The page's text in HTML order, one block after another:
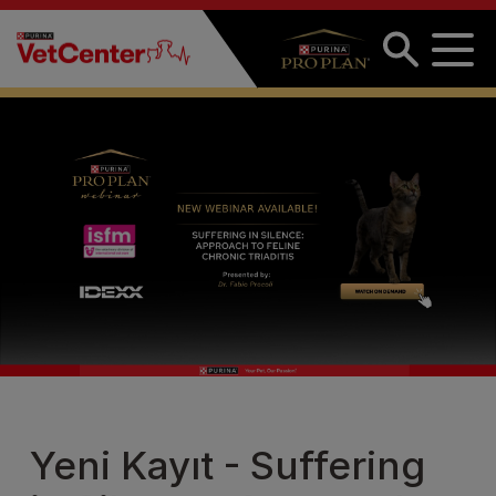
Ana içeriğe atla
Yeni Kayıt - Suffering